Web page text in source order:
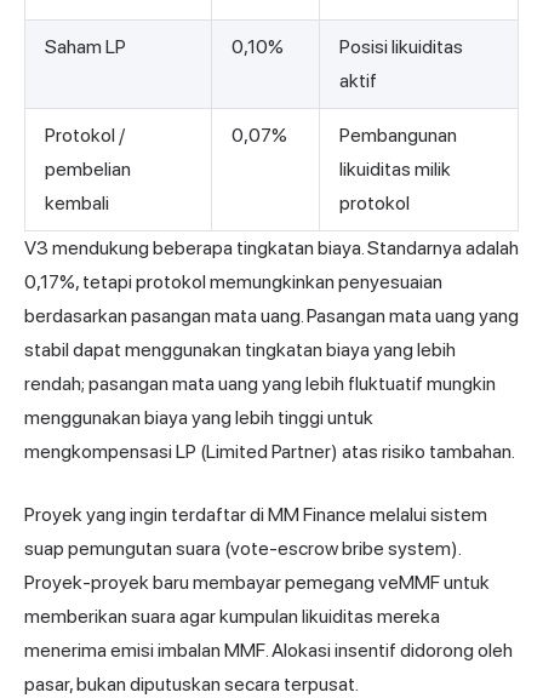
Saham LP 0,10%
Posisi likuiditas
aktif
Protokol /
pembelian
kembali
0,07%
Pembangunan
likuiditas milik
protokol
V3 mendukung beberapa tingkatan biaya. Standarnya adalah
0,17%, tetapi protokol memungkinkan penyesuaian
berdasarkan pasangan mata uang. Pasangan mata uang yang
stabil dapat menggunakan tingkatan biaya yang lebih
rendah; pasangan mata uang yang lebih fluktuatif mungkin
menggunakan biaya yang lebih tinggi untuk
mengkompensasi LP (Limited Partner) atas risiko tambahan.
Proyek yang ingin terdaftar di MM Finance melalui sistem
suap pemungutan suara (vote-escrow bribe system).
Proyek-proyek baru membayar pemegang veMMF untuk
memberikan suara agar kumpulan likuiditas mereka
menerima emisi imbalan MMF. Alokasi insentif didorong oleh
pasar, bukan diputuskan secara terpusat.